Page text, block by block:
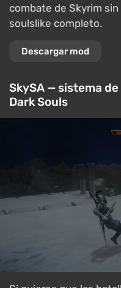
combate de Skyrim
soulslike completo.
Descargar mod
SkySA — sistema
Dark Souls